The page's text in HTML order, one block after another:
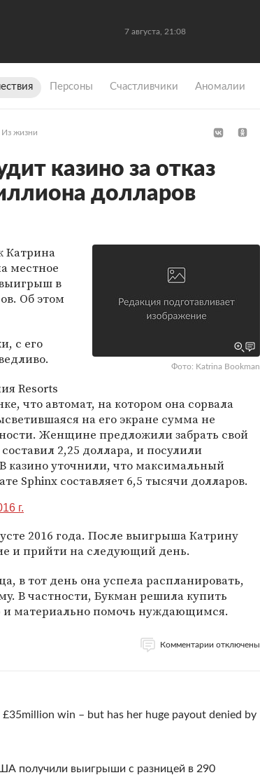
7 августа, 21:08
Персоны Счастливчики Аномалии
Из жизни
казино за отказ
долларов
Фото: Katrina Bookman
Катрина
местное
выигрыш в
Об этом
с его
Resorts
что автомат, на котором она сорвала
на его экране сумма не
Женщине предложили забрать свой
2,25 доллара, и посулили
казино уточнили, что максимальный
Sphinx составляет 6,5 тысячи долларов.
г.
2016 года. После выигрыша Катрину
и прийти на следующий день.
в тот день она успела распланировать,
В частности, Букман решила купить
и материально помочь нуждающимся.
Комментарии отключены
win – but has her huge payout denied by
получили выигрыши с разницей в 290